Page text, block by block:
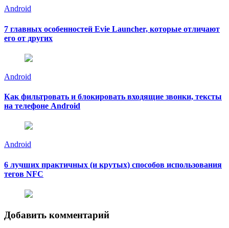
Android
7 главных особенностей Evie Launcher, которые отличают
его от других
Android
Как фильтровать и блокировать входящие звонки, тексты
на телефоне Android
Android
6 лучших практичных (и крутых) способов использования
тегов NFC
Добавить комментарий